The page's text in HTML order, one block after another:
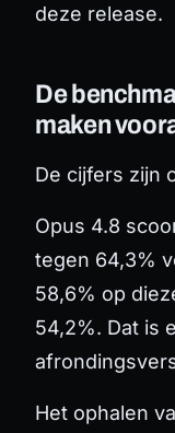
deze release.
De
maken
De cijfers zijn
Opus 4.8
tegen 64,3%
58,6% op
54,2%. Dat is
Het ophalen